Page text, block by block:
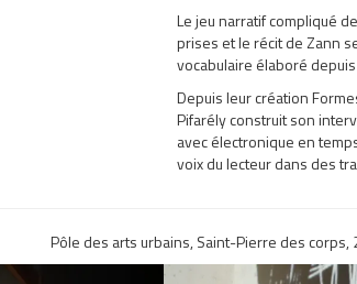
Le jeu narratif compliqué
prises et le récit de Zann
vocabulaire élaboré
Depuis leur création
Pifarély construit son
avec électronique en
voix du lecteur dans des
Pôle des arts urbains, Saint-Pierre des